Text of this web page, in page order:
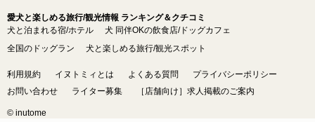
愛犬と楽しめる旅行/観光情報 ランキング＆クチコミ
犬と泊まれる宿/ホテル
犬 同伴OKの飲食店/ドッグカフェ
全国のドッグラン
犬と楽しめる旅行/観光スポット
利用規約 イヌトミィとは よくある質問
プライバシーポリシー
お問い合わせ
ライター募集 ［店舗向け］求人掲載のご案内
© inutome